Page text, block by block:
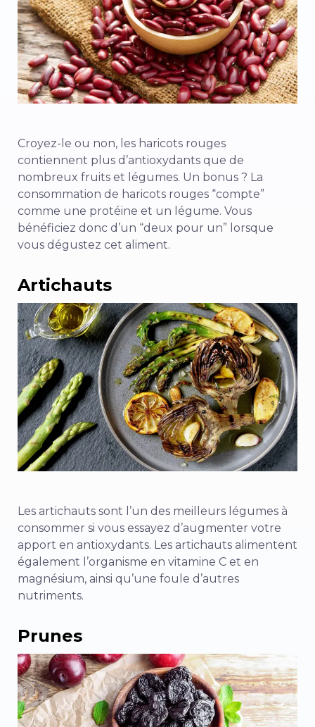
Croyez-le ou non, les haricots rouges
contiennent plus d’antioxydants que de
nombreux fruits et légumes. Un bonus ? La
consommation de haricots rouges “compte”
comme une protéine et un légume. Vous
bénéficiez donc d’un “deux pour un” lorsque
vous dégustez cet aliment.
Artichauts
Les artichauts sont l’un des meilleurs légumes à
consommer si vous essayez d’augmenter votre
apport en antioxydants. Les artichauts alimentent
également l’organisme en vitamine C et en
magnésium, ainsi qu’une foule d’autres
nutriments.
Prunes